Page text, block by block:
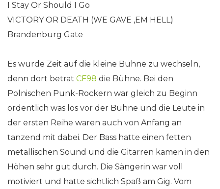
I Stay Or Should I Go
VICTORY OR DEATH (WE GAVE ‚EM HELL)
Brandenburg Gate
Es wurde Zeit auf die kleine Bühne zu wechseln,
denn dort betrat CF98 die Bühne. Bei den
Polnischen Punk-Rockern war gleich zu Beginn
ordentlich was los vor der Bühne und die Leute in
der ersten Reihe waren auch von Anfang an
tanzend mit dabei. Der Bass hatte einen fetten
metallischen Sound und die Gitarren kamen in den
Höhen sehr gut durch. Die Sängerin war voll
motiviert und hatte sichtlich Spaß am Gig. Vom